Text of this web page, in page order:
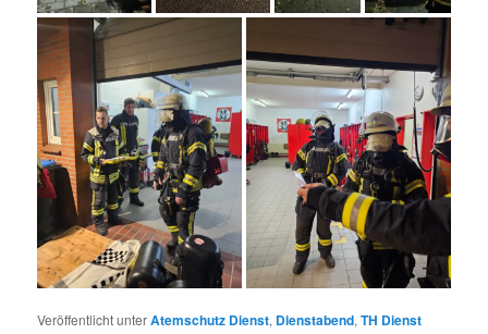
Veröffentlicht unterAtemschutz Dienst, Dienstabend,TH Dienst